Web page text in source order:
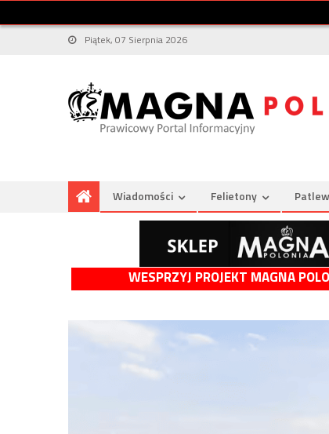
Piątek, 07 Sierpnia 2026
Wiadomości Felietony
WESPRZYJ PROJEKT MAGNA